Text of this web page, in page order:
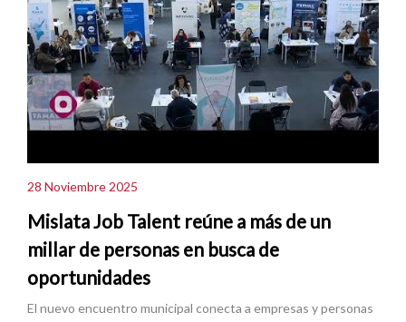
28 Noviembre 2025
Mislata Job Talent reúne a más de un
millar de personas en busca de
oportunidades
El nuevo encuentro municipal conecta a empresas y personas